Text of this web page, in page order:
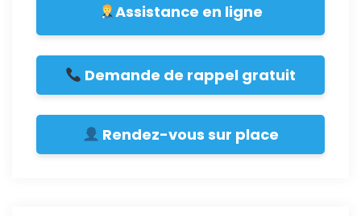
Assistance en ligne
Demande de rappel gratuit
Rendez-vous sur place